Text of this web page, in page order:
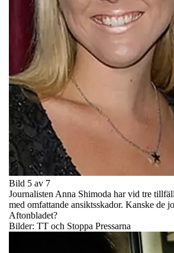
Bild 5 av 7
Journalisten Anna Shimoda har vid tre
med omfattande ansiktsskador. Kanske de
Aftonbladet?
Bilder: TT och Stoppa Pressarna